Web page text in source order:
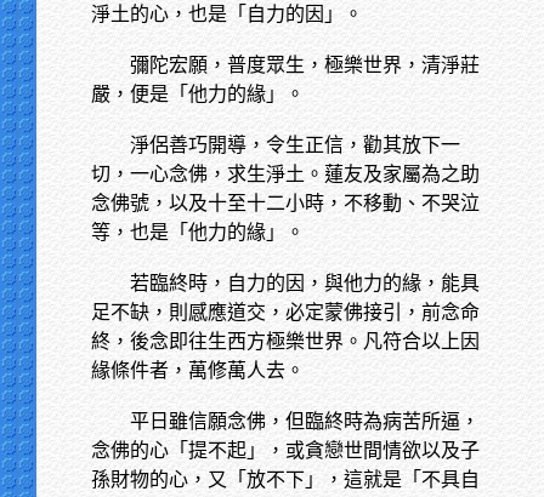
淨土的心，也是「自力的因」。
彌陀宏願，普度眾生，極樂世界，清淨莊
嚴，便是「他力的緣」。
淨侶善巧開導，令生正信，勸其放下一
切，一心念佛，求生淨土。蓮友及家屬為之助
念佛號，以及十至十二小時，不移動、不哭泣
等，也是「他力的緣」。
若臨終時，自力的因，與他力的緣，能具
足不缺，則感應道交，必定蒙佛接引，前念命
終，後念即往生西方極樂世界。凡符合以上因
緣條件者，萬修萬人去。
平日雖信願念佛，但臨終時為病苦所逼，
念佛的心「提不起」，或貪戀世間情欲以及子
孫財物的心，又「放不下」，這就是「不具自